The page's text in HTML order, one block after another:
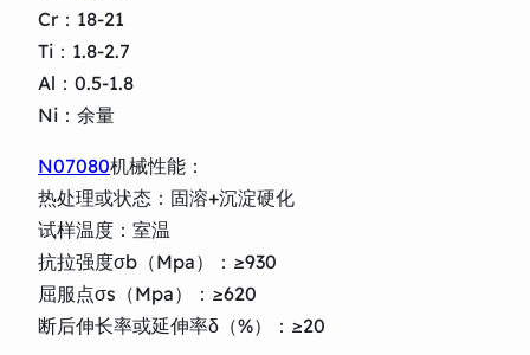
Cr：18-21
Ti：1.8-2.7
Al：0.5-1.8
Ni：余量
N07080机械性能：
热处理或状态：固溶+沉淀硬化
试样温度：室温
抗拉强度σb（Mpa）：≥930
屈服点σs（Mpa）：≥620
断后伸长率或延伸率δ（%）：≥20